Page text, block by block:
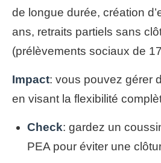
de longue durée, création
ans, retraits partiels sans
(prélèvements sociaux de
Impact: vous pouvez gérer
en visant la flexibilité
Check: gardez un
PEA pour éviter une